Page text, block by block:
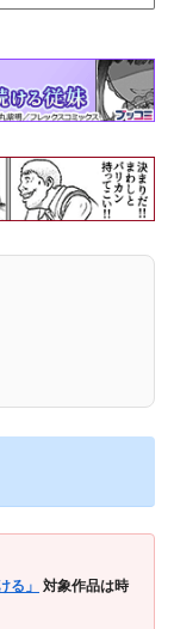
る」
対象作品は時